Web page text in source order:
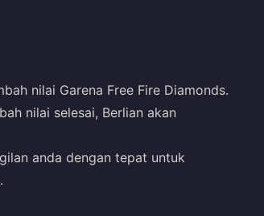
nilai Garena Free Fire Diamonds.
nilai selesai, Berlian akan
anda dengan tepat untuk